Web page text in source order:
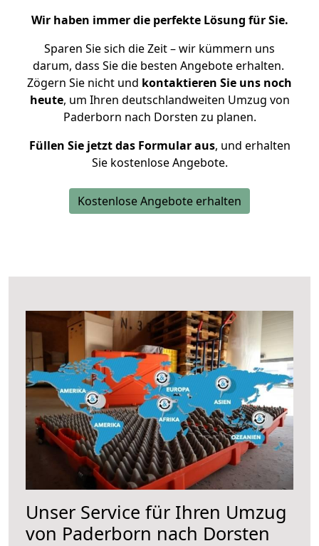
Wir haben immer die perfekte Lösung für Sie.
Sparen Sie sich die Zeit – wir kümmern uns
darum, dass Sie die besten Angebote erhalten.
Zögern Sie nicht und kontaktieren Sie uns noch
heute, um Ihren deutschlandweiten Umzug von
Paderborn nach Dorsten zu planen.
Füllen Sie jetzt das Formular aus, und erhalten
Sie kostenlose Angebote.
Kostenlose Angebote erhalten
Unser Service für Ihren Umzug
von Paderborn nach Dorsten